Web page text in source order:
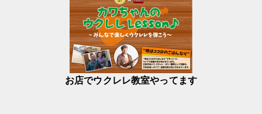
お店でウクレレ教室やってます